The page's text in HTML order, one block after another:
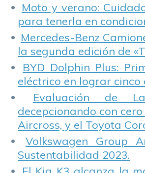
Moto y verano:
para tenerla en
Mercedes-Benz
la segunda edición de
BYD Dolphin Plus:
eléctrico en lograr cinco
Evaluación de
decepcionando con
Aircross, y el Toyota
Volkswagen Group
Sustentabilidad 2023.